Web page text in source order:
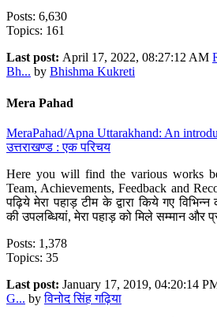
Posts: 6,630
Topics: 161
Last post: April 17, 2022, 08:27:12 AM
Bh... by Bhishma Kukreti
Mera Pahad
MeraPahad/Apna Uttarakhand: An
उत्तराखण्ड : एक परिचय
Here you will find the various works
Team, Achievements, Feedback and
पढ़िये मेरा पहाड़ टीम के द्वारा किये गए विभिन्न
की उपलब्धियां, मेरा पहाड़ को मिले सम्मान और
Posts: 1,378
Topics: 35
Last post: January 17, 2019, 04:20:14
G... byविनोद सिंह गढ़िया